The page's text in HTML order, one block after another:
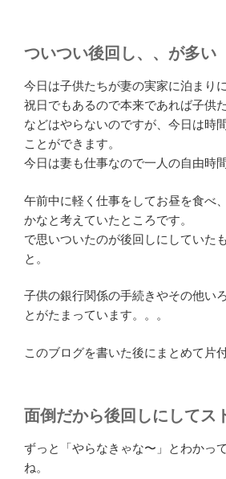
ついつい後回し、、が多い
今日は子供たちが妻の実家に泊まり
祝日でもあるので本来であれば子供
などはやらないのですが、今日は時
ことができます。
今日は妻も仕事なので一人の自由時間
午前中に軽く仕事をしてお昼を食べ
かなと考えていたところです。
で思いついたのが後回しにしていた
と。
子供の銀行関係の手続きやその他い
とがたまっています。。。
このブログを書いた後にまとめて片
面倒だから後回しにしてス
ずっと「やらなきゃな〜」とわかっ
ね。